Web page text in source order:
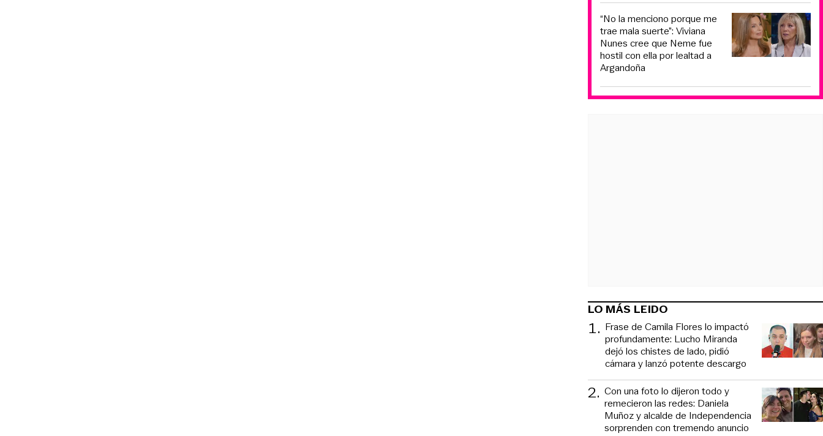
“No la menciono porque me
trae mala suerte”: Viviana
Nunes cree que Neme fue
hostil con ella por lealtad a
Argandoña
LO MÁS LEIDO
1. Frase de Camila Flores lo impactó
profundamente: Lucho Miranda
dejó los chistes de lado, pidió
cámara y lanzó potente descargo
2. Con una foto lo dijeron todo y
remecieron las redes: Daniela
Muñoz y alcalde de Independencia
sorprenden con tremendo anuncio